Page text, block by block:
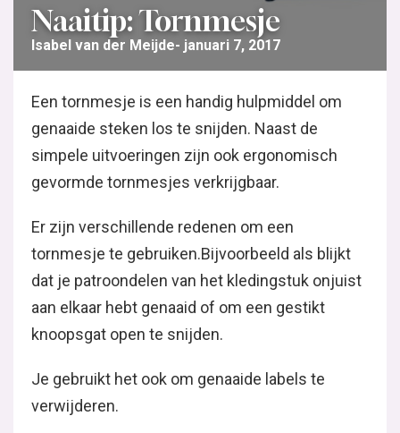
Naaitip: Tornmesje
Isabel van der Meijde januari 7, 2017
Een tornmesje is een handig hulpmiddel om
genaaide steken los te snijden. Naast de
simpele uitvoeringen zijn ook ergonomisch
gevormde tornmesjes verkrijgbaar.
Er zijn verschillende redenen om een
tornmesje te gebruiken.Bijvoorbeeld als blijkt
dat je patroondelen van het kledingstuk onjuist
aan elkaar hebt genaaid of om een gestikt
knoopsgat open te snijden.
Je gebruikt het ook om genaaide labels te
verwijderen.